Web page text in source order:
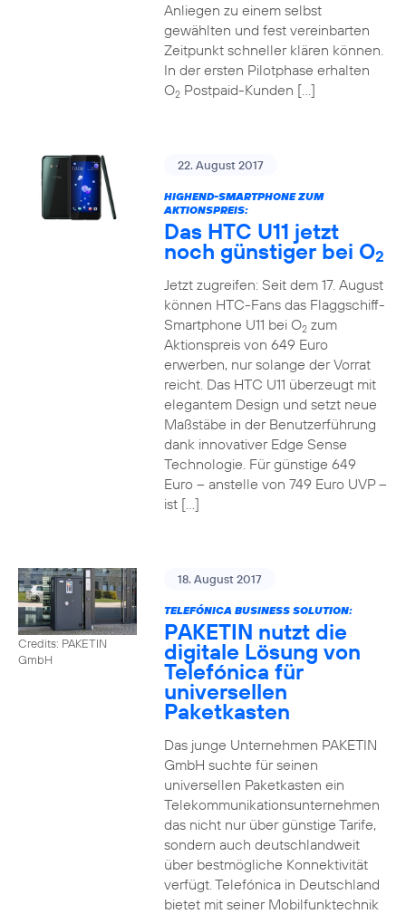
Anliegen zu einem selbst
gewählten und fest vereinbarten
Zeitpunkt schneller klären können.
In der ersten Pilotphase erhalten
O2Postpaid-Kunden […]
22. August 2017
HIGHEND-SMARTPHONE ZUM
AKTIONSPREIS:
Das HTC U11 jetzt
noch günstiger bei O2
Jetzt zugreifen: Seit dem 17. August
können HTC-Fans das Flaggschiff-
Smartphone U11 bei O2zum
Aktionspreis von 649 Euro
erwerben, nur solange der Vorrat
reicht. Das HTC U11 überzeugt mit
elegantem Design und setzt neue
Maßstäbe in der Benutzerführung
dank innovativer Edge Sense
Technologie. Für günstige 649
Euro – anstelle von 749 Euro UVP –
ist […]
Credits: PAKETIN
GmbH
18. August 2017
TELEFÓNICA BUSINESS SOLUTION:
PAKETIN nutzt die
digitale Lösung von
Telefónica für
universellen
Paketkasten
Das junge Unternehmen PAKETIN
GmbH suchte für seinen
universellen Paketkasten ein
Telekommunikationsunternehmen
das nicht nur über günstige Tarife,
sondern auch deutschlandweit
über bestmögliche Konnektivität
verfügt. Telefónica in Deutschland
bietet mit seiner Mobilfunktechnik